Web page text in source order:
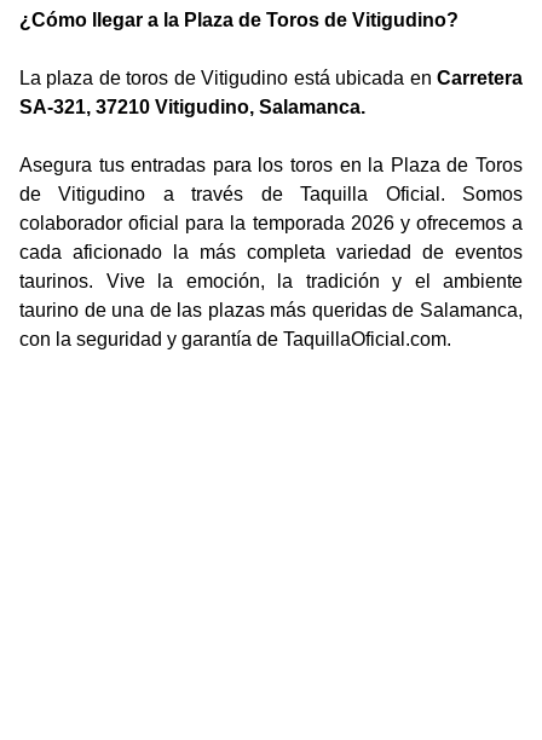
¿Cómo llegar a la Plaza de Toros de Vitigudino?
La plaza de toros de Vitigudino está ubicada en Carretera
SA-321, 37210 Vitigudino, Salamanca.
Asegura tus entradas para los toros en la Plaza de Toros
de Vitigudino a través de Taquilla Oficial. Somos
colaborador oficial para la temporada 2026 y ofrecemos a
cada aficionado la más completa variedad de eventos
taurinos. Vive la emoción, la tradición y el ambiente
taurino de una de las plazas más queridas de Salamanca,
con la seguridad y garantía de TaquillaOficial.com.